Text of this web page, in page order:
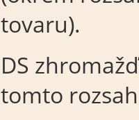
tovaru).
DS
tomto